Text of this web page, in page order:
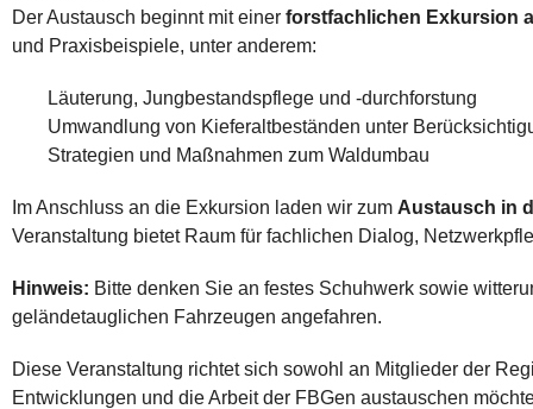
Der Austausch beginnt mit einer forstfachlichen Exkursion
und Praxisbeispiele, unter anderem:
Läuterung, Jungbestandspflege und -durchforstung
Umwandlung von Kieferaltbeständen unter
Strategien und Maßnahmen zum Waldumbau
Im Anschluss an die Exkursion laden wir zum Austausch in
Veranstaltung bietet Raum für fachlichen Dialog,
Hinweis: Bitte denken Sie an festes Schuhwerk sowie
geländetauglichen Fahrzeugen angefahren.
Diese Veranstaltung richtet sich sowohl an Mitglieder der
Entwicklungen und die Arbeit der FBGen austauschen